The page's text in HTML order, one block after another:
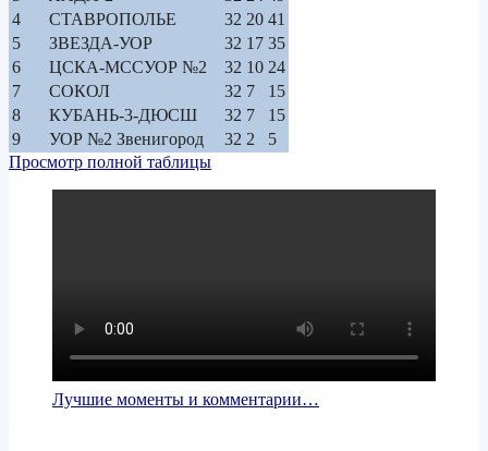
4
СТАВРОПОЛЬЕ 32 20 41
5
ЗВЕЗДА-УОР 32 17 35
6
ЦСКА-МССУОР №2 32 10 24
7
СОКОЛ 32 7
15
8
КУБАНЬ-3-ДЮСШ 32 7
15
9
УОР №2 Звенигород 32 2
5
Просмотр полной таблицы
Лучшие моменты и комментарии…